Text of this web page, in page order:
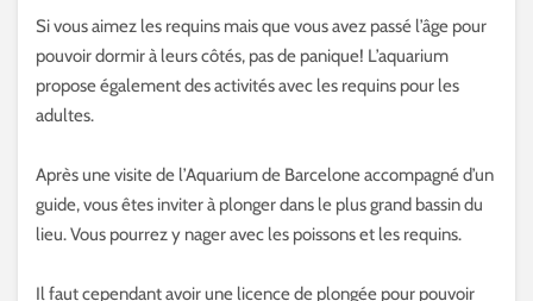
Si vous aimez les requins mais que vous avez passé l’âge pour
pouvoir dormir à leurs côtés, pas de panique! L’aquarium
propose également des activités avec les requins pour les
adultes.
Après une visite de l’Aquarium de Barcelone accompagné d’un
guide, vous êtes inviter à plonger dans le plus grand bassin du
lieu. Vous pourrez y nager avec les poissons et les requins.
Il faut cependant avoir une licence de plongée pour pouvoir